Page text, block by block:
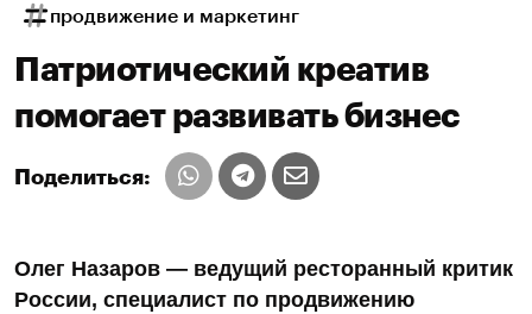
продвижение и маркетинг
Патриотический креатив
помогает развивать бизнес
Поделиться:
Олег Назаров — ведущий ресторанный критик
России, специалист по продвижению